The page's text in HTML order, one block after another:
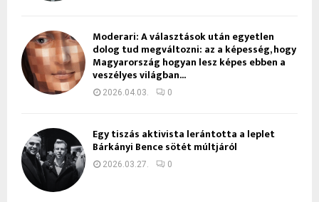
Moderari: A választások után egyetlen
dolog tud megváltozni: az a képesség, hogy
Magyarország hogyan lesz képes ebben a
veszélyes világban...
2026.04.03. 0
Egy tiszás aktivista lerántotta a leplet
Bárkányi Bence sötét múltjáról
2026.03.27. 0